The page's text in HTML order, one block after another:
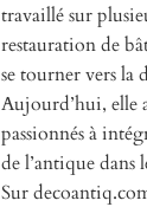
travaillé sur
restauration de
se tourner vers la
Aujourd’hui, elle
passionnés à
de l’antique dans
Sur